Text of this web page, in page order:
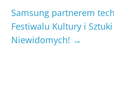
Samsung partnerem
Festiwalu Kultury i
Niewidomych! →